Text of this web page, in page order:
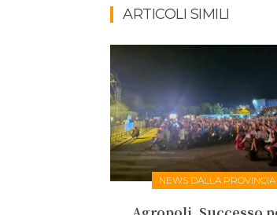
ARTICOLI SIMILI
NEWS DALLA PROVINCIA